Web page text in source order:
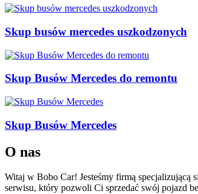
Skup busów mercedes uszkodzonych
Skup Busów Mercedes do remontu
Skup Busów Mercedes
O nas
Witaj w Bobo Car! Jesteśmy firmą specjalizującą
serwisu, który pozwoli Ci sprzedać swój pojazd